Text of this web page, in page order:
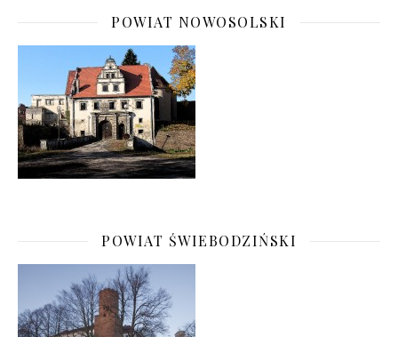
POWIAT NOWOSOLSKI
POWIAT ŚWIEBODZIŃSKI